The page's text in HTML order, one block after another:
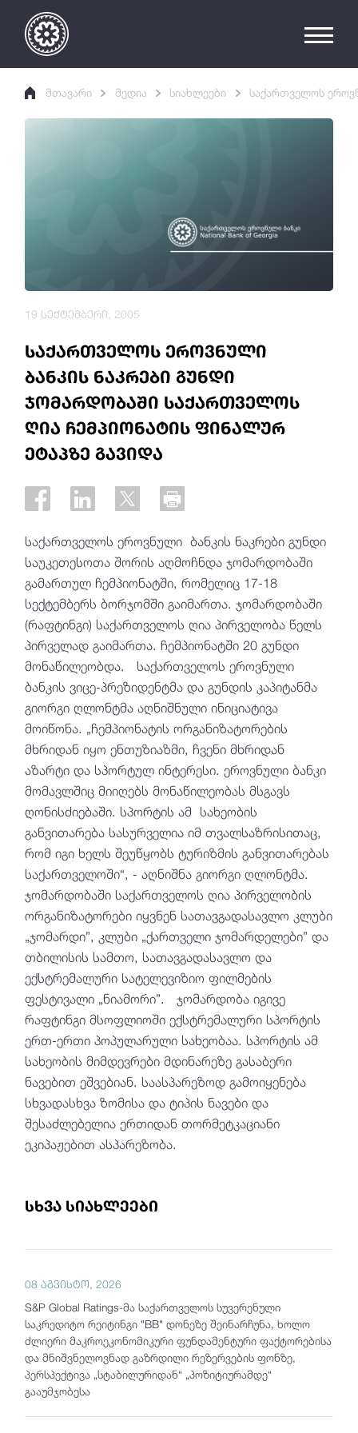
მთავარი მედია სიახლეები საქართველოს
საქართველოს ეროვნული
ბანკის ნაკრები გუნდი
ჯომარდობაში საქართველოს
ღია ჩემპიონატის ფინალურ
ეტაპზე გავიდა
19 სექტემბერი, 2005
საქართველოს ეროვნული ბანკის ნაკრები გუნდი
საუკეთესოთა შორის აღმოჩნდა ჯომარდობაში
გამართულ ჩემპიონატში, რომელიც 17-18
სექტემბერს ბორჯომში გაიმართა. ჯომარდობაში
(რაფტინგი) საქართველოს ღია პირველობა წელს
პირველად გაიმართა. ჩემპიონატში 20 გუნდი
მონაწილეობდა. საქართველოს ეროვნული
ბანკის ვიცე-პრეზიდენტმა და გუნდის კაპიტანმა
გიორგი ღლონტმა აღნიშნული ინიციატივა
მოიწონა. „ჩემპიონატის ორგანიზატორების
მხრიდან იყო ენთუზიაზმი, ჩვენი მხრიდან
აზარტი და სპორტულ ინტერესი. ეროვნული ბანკი
მომავლშიც მიიღებს მონაწილეობას მსგავს
ღონისძიებაში. სპორტის ამ სახეობის
განვითარება სასურველია იმ თვალსაზრისითაც,
რომ იგი ხელს შეუწყობს ტურიზმის განვითარებას
საქართველოში“, - აღნიშნა გიორგი ღლონტმა.
ჯომარდობაში საქართველოს ღია პირველობის
ორგანიზატორები იყვნენ სათავგადასავლო კლუბი
„ჯომარდი”, კლუბი „ქართველი ჯომარდელები” და
თბილისის სამთო, სათავგადასავლო და
ექსტრემალური სატელევიზიო ფილმების
ფესტივალი „ნიამორი”. ჯომარდობა იგივე
რაფტინგი მსოფლიოში ექსტრემალური სპორტის
ერთ-ერთი პოპულარული სახეობაა. სპორტის ამ
სახეობის მიმდევრები მდინარეზე გასაბერი
ნავებით ეშვებიან. საასპარეზოდ გამოიყენება
სხვადასხვა ზომისა და ტიპის ნავები და
შესაძლებელია ერთიდან თორმეტკაციანი
ეკიპაჟებით ასპარეზობა.
სხვა სიახლეები
08 აგვისტო, 2026
S&P Global Ratings-მა საქართველოს სუვერენული
საკრედიტო რეიტინგი "BB" დონეზე შეინარჩუნა, ხოლო
ძლიერი მაკროეკონომიკური ფუნდამენტური ფაქტორებისა
და მნიშვნელოვნად გაზრდილი რეზერვების ფონზე,
პერსპექტივა „სტაბილურიდან“ „პოზიტიურამდე“
გააუმჯობესა